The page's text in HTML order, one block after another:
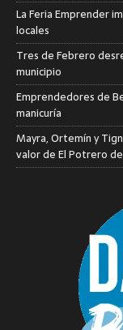
La Feria Emprender
locales
Tres de Febrero
municipio
Emprendedores de
manicuría
Mayra, Ortemín y
valor de El Potrero de